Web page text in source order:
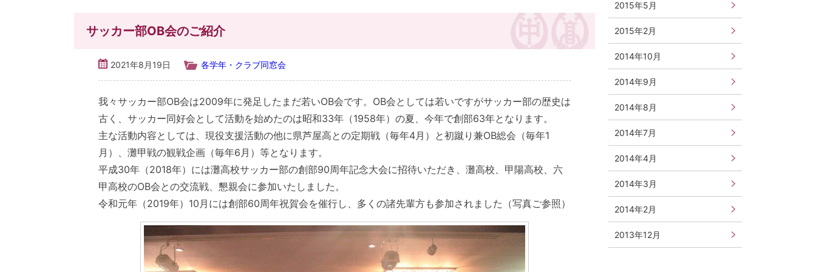
サッカー部OB会のご紹介
2021年8月19日 各学年・クラブ同窓会
我々サッカー部OB会は2009年に発足したまだ若いOB会です。OB会としては若いですがサッカー部の歴史は
古く、サッカー同好会として活動を始めたのは昭和33年（1958年）の夏、今年で創部63年となります。
主な活動内容としては、現役支援活動の他に県芦屋高との定期戦（毎年4月）と初蹴り兼OB総会（毎年1
月）、灘甲戦の観戦企画（毎年6月）等となります。
平成30年（2018年）には灘高校サッカー部の創部90周年記念大会に招待いただき、灘高校、甲陽高校、六
甲高校のOB会との交流戦、懇親会に参加いたしました。
令和元年（2019年）10月には創部60周年祝賀会を催行し、多くの諸先輩方も参加されました（写真ご参照）
2015年5月
2015年2月
2014年10月
2014年9月
2014年8月
2014年7月
2014年4月
2014年3月
2014年2月
2013年12月